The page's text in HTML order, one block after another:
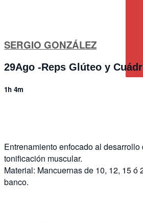
SERGIO GONZÁLEZ
29Ago -Reps Glúteo y
1h 4m
Entrenamiento enfocado al desarrollo
tonificación muscular.
Material: Mancuernas de 10, 12, 15 ó
banco.